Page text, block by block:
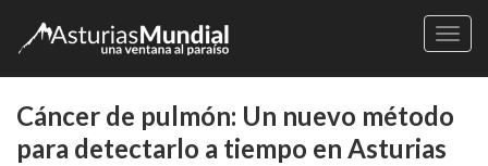
Cáncer de pulmón: Un nuevo método
para detectarlo a tiempo en Asturias